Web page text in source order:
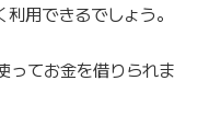
用できるでしょう。
ってお金を借りられま